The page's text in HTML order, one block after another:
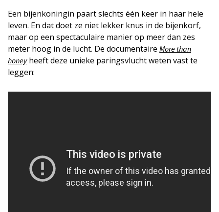
Een bijenkoningin paart slechts één keer in haar hele
leven. En dat doet ze niet lekker knus in de bijenkorf,
maar op een spectaculaire manier op meer dan zes
meter hoog in de lucht. De documentaire More than
honeyheeft deze unieke paringsvlucht weten vast te
leggen: